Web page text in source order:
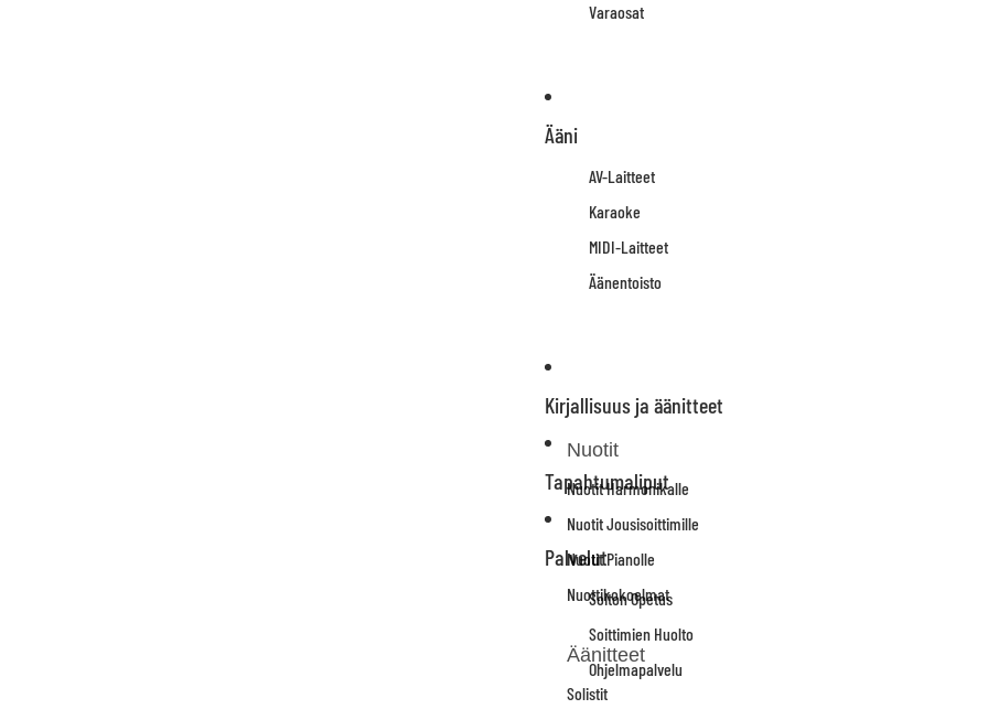
Varaosat
Ääni
AV-Laitteet
Karaoke
MIDI-Laitteet
Äänentoisto
Kirjallisuus ja äänitteet
Nuotit
Nuotit Harmonikalle
Nuotit Jousisoittimille
Nuotit Pianolle
Nuottikokoelmat
Äänitteet
Solistit
Tapahtumaliput
Palvelut
Soiton Opetus
Soittimien Huolto
Ohjelmapalvelu